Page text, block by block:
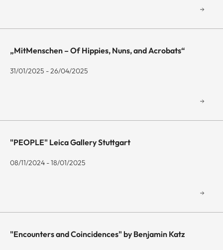
„MitMenschen – Of Hippies, Nuns, and Acrobats“
31/01/2025 - 26/04/2025
"PEOPLE" Leica Gallery Stuttgart
08/11/2024 - 18/01/2025
"Encounters and Coincidences" by Benjamin Katz